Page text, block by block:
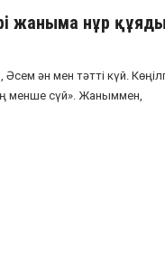
жаныма нұр
Әсем ән мен тәтті күй.
менше сүй». Жаныммен,